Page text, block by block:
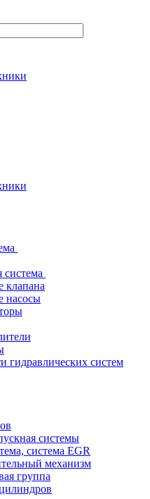
система
клапана
насосы
гидравлических систем
системы
система EGR
механизм
группа